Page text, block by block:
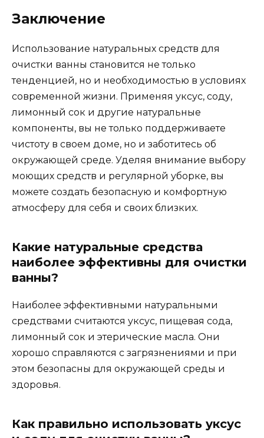
Заключение
Использование натуральных средств для
очистки ванны становится не только
тенденцией, но и необходимостью в условиях
современной жизни. Применяя уксус, соду,
лимонный сок и другие натуральные
компоненты, вы не только поддерживаете
чистоту в своем доме, но и заботитесь об
окружающей среде. Уделяя внимание выбору
моющих средств и регулярной уборке, вы
можете создать безопасную и комфортную
атмосферу для себя и своих близких.
Какие натуральные средства
наиболее эффективны для очистки
ванны?
Наиболее эффективными натуральными
средствами считаются уксус, пищевая сода,
лимонный сок и этерические масла. Они
хорошо справляются с загрязнениями и при
этом безопасны для окружающей среды и
здоровья.
Как правильно использовать уксус